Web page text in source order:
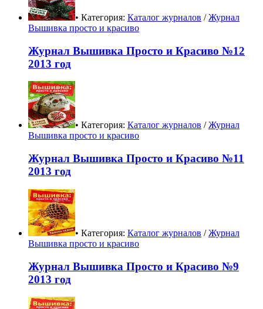
• Категория: Каталог журналов /Журнал
Вышивка просто и красиво
Журнал Вышивка Просто и Красиво №12
2013 год
• Категория: Каталог журналов /Журнал
Вышивка просто и красиво
Журнал Вышивка Просто и Красиво №11
2013 год
• Категория: Каталог журналов /Журнал
Вышивка просто и красиво
Журнал Вышивка Просто и Красиво №9
2013 год